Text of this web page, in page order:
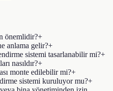
önemlidir?+
anlama gelir?+
sistemi tasarlanabilir mi?+
nasıldır?+
monte edilebilir mi?+
sistemi kuruluyor mu?+